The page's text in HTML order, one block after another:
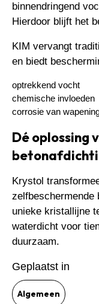
binnendringend
Hierdoor blijft het
KIM vervangt
en biedt
optrekkend vocht
chemische invloeden
corrosie van
Dé oplossing
Krystol
zelfbeschermende
unieke kristallijne
waterdicht voor
duurzaam.
Geplaatst in
Algemeen